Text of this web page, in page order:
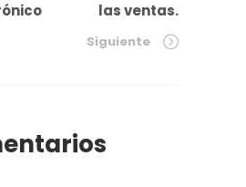
las ventas.
Siguiente